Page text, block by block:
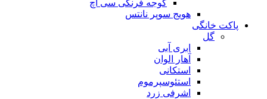
گوجه فرنگی سی اچ
هویج سوپر نانتس
پاکت خانگی
گل
ابری آبی
آهار الوان
استکانی
استئوسپرموم
اشرفی زرد